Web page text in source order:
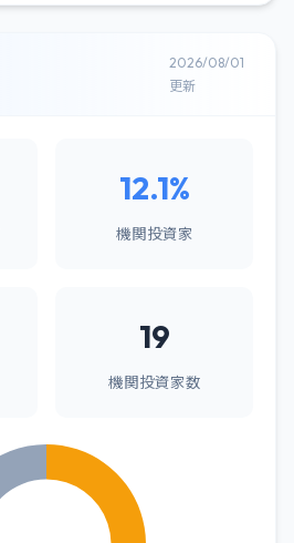
2026/08/01
更新
12.1%
機関投資家
19
機関投資家数